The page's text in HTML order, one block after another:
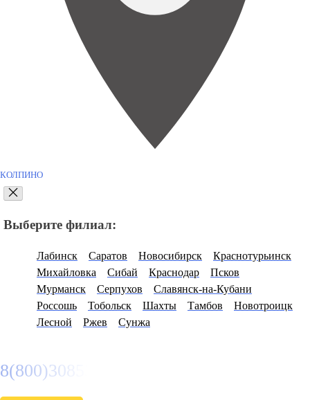
КОЛПИНО
Выберите филиал:
Лабинск Саратов Новосибирск
Краснотурьинск
Михайловка
Сибай Краснодар
Псков
Мурманск
Серпухов
Славянск-на-Кубани
Россошь
Тобольск Шахты Тамбов
Новотроицк
Лесной
Ржев Сунжа
8(800)3085303